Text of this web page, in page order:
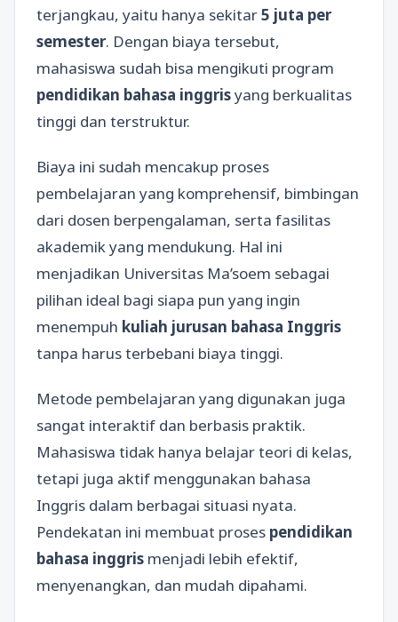
terjangkau, yaitu hanya sekitar5 juta per
semester. Dengan biaya tersebut,
mahasiswa sudah bisa mengikuti program
pendidikan bahasa inggrisyang berkualitas
tinggi dan terstruktur.
Biaya ini sudah mencakup proses
pembelajaran yang komprehensif, bimbingan
dari dosen berpengalaman, serta fasilitas
akademik yang mendukung. Hal ini
menjadikan Universitas Ma’soem sebagai
pilihan ideal bagi siapa pun yang ingin
menempuh kuliah jurusan bahasa Inggris
tanpa harus terbebani biaya tinggi.
Metode pembelajaran yang digunakan juga
sangat interaktif dan berbasis praktik.
Mahasiswa tidak hanya belajar teori di kelas,
tetapi juga aktif menggunakan bahasa
Inggris dalam berbagai situasi nyata.
Pendekatan ini membuat proses pendidikan
bahasa inggris menjadi lebih efektif,
menyenangkan, dan mudah dipahami.